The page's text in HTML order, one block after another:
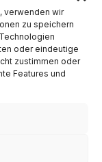
verwenden wir
zu speichern
oder eindeutige
zustimmen oder
Features und